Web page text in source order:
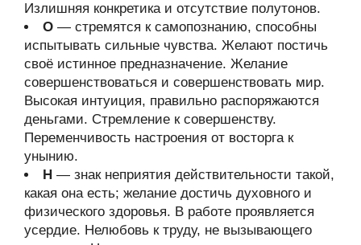
Излишняя конкретика и отсутствие полутонов.
О — стремятся к самопознанию, способны
испытывать сильные чувства. Желают постичь
своё истинное предназначение. Желание
совершенствоваться и совершенствовать мир.
Высокая интуиция, правильно распоряжаются
деньгами. Стремление к совершенству.
Переменчивость настроения от восторга к
унынию.
Н — знак неприятия действительности такой,
какая она есть; желание достичь духовного и
физического здоровья. В работе проявляется
усердие. Нелюбовь к труду, не вызывающего